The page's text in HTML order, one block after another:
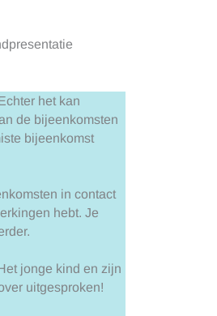
het kan
de bijeenkomsten
bijeenkomst
in contact
hebt. Je
jonge kind en zijn
uitgesproken!